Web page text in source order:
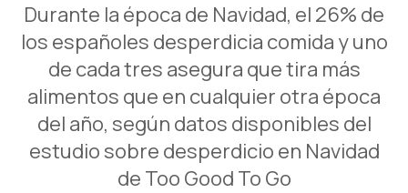
Durante la época de Navidad, el 26% de
los españoles desperdicia comida y uno
de cada tres asegura que tira más
alimentos que en cualquier otra época
del año, según datos disponibles del
estudio sobre desperdicio en Navidad
de Too Good To Go